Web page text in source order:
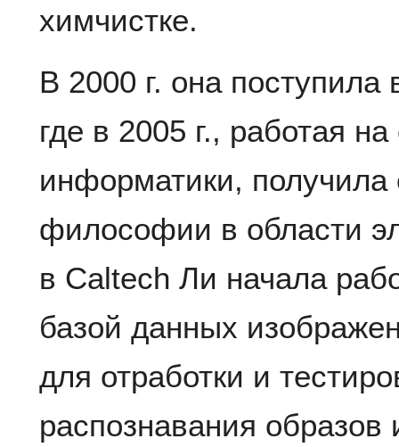
химчистке.
В 2000 г. она поступила
где в 2005 г., работая
информатики, получила
философии в области
в Caltech Ли начала
базой данных
для отработки и
распознавания